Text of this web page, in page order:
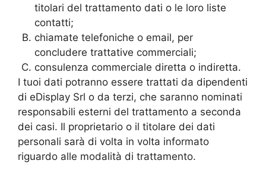
titolari del trattamento dati o le loro liste
contatti;
chiamate telefoniche o email, per
concludere trattative commerciali;
consulenza commerciale diretta o indiretta.
I tuoi dati potranno essere trattati da dipendenti
di eDisplay Srl o da terzi, che saranno nominati
responsabili esterni del trattamento a seconda
dei casi. Il proprietario o il titolare dei dati
personali sarà di volta in volta informato
riguardo alle modalità di trattamento.